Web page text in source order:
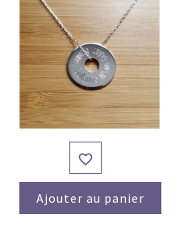

Ajouter au panier